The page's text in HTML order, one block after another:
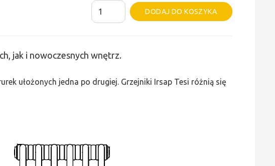
ilość
Grzejnik
moc
1038
DODAJ DO KOSZYKA
Alternative:
jak i nowoczesnych wnętrz.
ułożonych jedna po drugiej. Grzejniki Irsap Tesi różnią się